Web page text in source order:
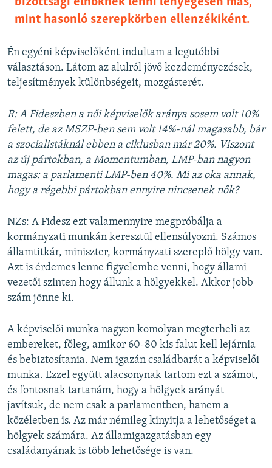
mint hasonló szerepkörben ellenzékiként.
Én egyéni képviselőként indultam a legutóbbi
választáson. Látom az alulról jövő kezdeményezések,
teljesítmények különbségeit, mozgásterét.
R: A Fideszben a női képviselők aránya sosem volt 10%
felett, de az MSZP-ben sem volt 14%-nál magasabb, bár
a szocialistáknál ebben a ciklusban már 20%. Viszont
az új pártokban, a Momentumban, LMP-ban nagyon
magas: a parlamenti LMP-ben 40%. Mi az oka annak,
hogy a régebbi pártokban ennyire nincsenek nők?
NZs: A Fidesz ezt valamennyire megpróbálja a
kormányzati munkán keresztül ellensúlyozni. Számos
államtitkár, miniszter, kormányzati szereplő hölgy van.
Azt is érdemes lenne figyelembe venni, hogy állami
vezetői szinten hogy állunk a hölgyekkel. Akkor jobb
szám jönne ki.
A képviselői munka nagyon komolyan megterheli az
embereket, főleg, amikor 60-80 kis falut kell lejárnia
és bebiztosítania. Nem igazán családbarát a képviselői
munka. Ezzel együtt alacsonynak tartom ezt a számot,
és fontosnak tartanám, hogy a hölgyek arányát
javítsuk, de nem csak a parlamentben, hanem a
közéletben is. Az már némileg kinyitja a lehetőséget a
hölgyek számára. Az államigazgatásban egy
családanyának is több lehetősége is van.